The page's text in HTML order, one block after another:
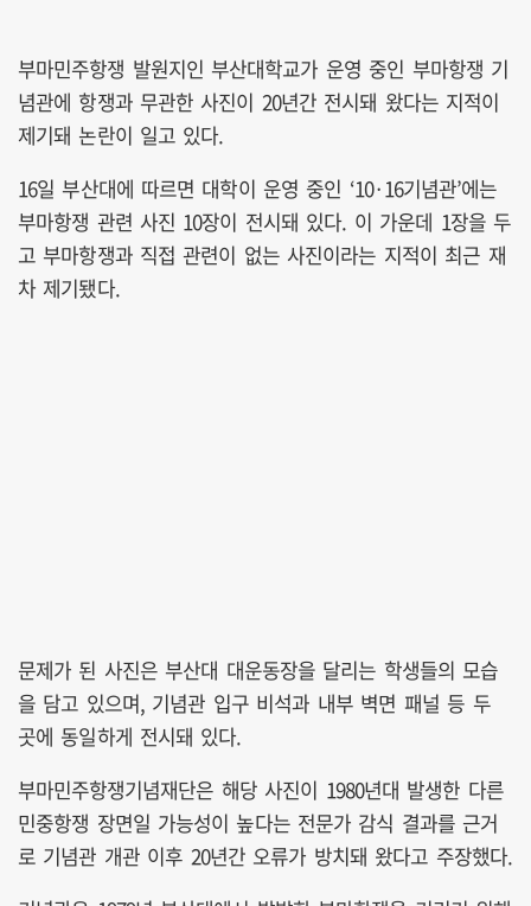
부마민주항쟁 발원지인 부산대학교가 운영 중인 부마항쟁 기
념관에 항쟁과 무관한 사진이 20년간 전시돼 왔다는 지적이
제기돼 논란이 일고 있다.
16일 부산대에 따르면 대학이 운영 중인 ‘10·16기념관’에는
부마항쟁 관련 사진 10장이 전시돼 있다. 이 가운데 1장을 두
고 부마항쟁과 직접 관련이 없는 사진이라는 지적이 최근 재
차 제기됐다.
문제가 된 사진은 부산대 대운동장을 달리는 학생들의 모습
을 담고 있으며, 기념관 입구 비석과 내부 벽면 패널 등 두
곳에 동일하게 전시돼 있다.
부마민주항쟁기념재단은 해당 사진이 1980년대 발생한 다른
민중항쟁 장면일 가능성이 높다는 전문가 감식 결과를 근거
로 기념관 개관 이후 20년간 오류가 방치돼 왔다고 주장했다.